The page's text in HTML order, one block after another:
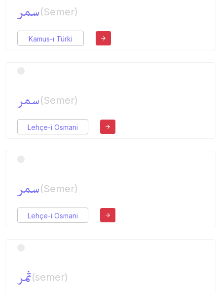
سمر(Semer)
Kamus-ı Türki
سمر(Semer)
Lehçe-i Osmani
سمر(Semer)
Lehçe-i Osmani
ثمر(semer)